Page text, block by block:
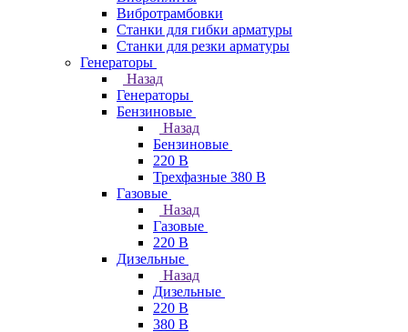
Вибротрамбовки
Станки для гибки арматуры
Станки для резки арматуры
Генераторы
Назад
Генераторы
Бензиновые
Назад
Бензиновые
220 В
Трехфазные 380 В
Газовые
Назад
Газовые
220 В
Дизельные
Назад
Дизельные
220 В
380 В